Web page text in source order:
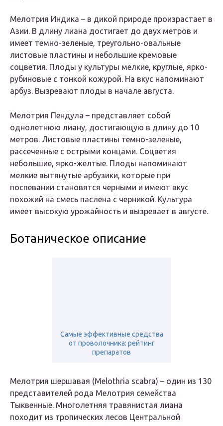
Мелотрия Индика – в дикой природе произрастает в
Азии. В длину лиана достигает до двух метров и
имеет темно-зеленые, треугольно-овальные
листовые пластины и небольшие кремовые
соцветия. Плоды у культуры мелкие, круглые, ярко-
рубиновые с тонкой кожурой. На вкус напоминают
арбуз. Вызревают плоды в начале августа.
Мелотрия Пендула – представляет собой
однолетнюю лиану, достигающую в длину до 10
метров. Листовые пластины темно-зеленые,
рассеченные с острыми концами. Соцветия
небольшие, ярко-желтые. Плоды напоминают
мелкие вытянутые арбузики, которые при
поспевании становятся черными и имеют вкус
похожий на смесь паслена с черникой. Культура
имеет высокую урожайность и вызревает в августе.
Ботаническое описание
Самые эффективные средства
от проволочника: рейтинг
препаратов
Мелотрия шершавая (Melothria scabra) – один из 130
представителей рода Мелотрия семейства
Тыквенные. Многолетняя травянистая лиана
походит из тропических лесов Центральной